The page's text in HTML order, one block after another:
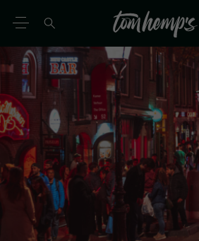
DE EN ES IT PT FR